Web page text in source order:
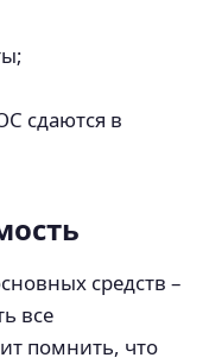
сдаются в
средств –
все
помнить, что